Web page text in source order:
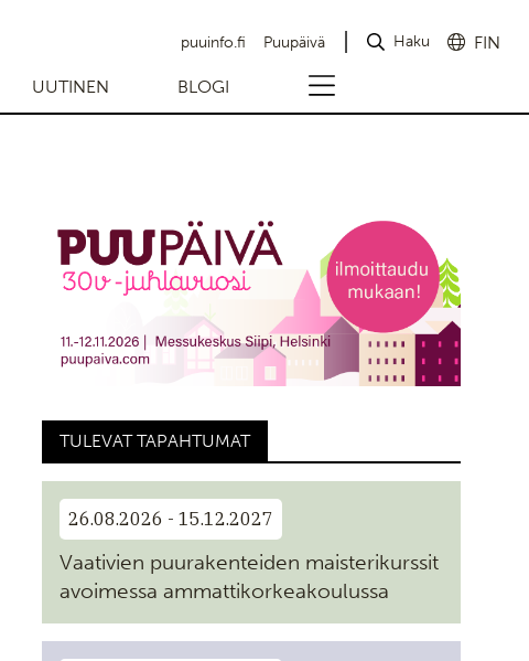
puuinfo.fi Puupäivä Haku FIN
UUTINEN BLOGI
TULEVAT TAPAHTUMAT
26.08.2026 - 15.12.2027
Vaativien puurakenteiden maisterikurssit
avoimessa ammattikorkeakoulussa